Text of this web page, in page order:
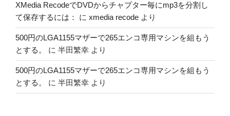
XMedia RecodeでDVDからチャプター毎にmp3を分割し
て保存するには：
に xmedia recode より
500円のLGA1155マザーで265エンコ専用マシンを組もう
とする。
に 半田繁幸 より
500円のLGA1155マザーで265エンコ専用マシンを組もう
とする。
に 半田繁幸 より